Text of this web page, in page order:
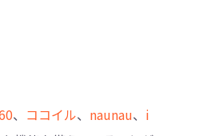
、 ココイル、 naunau、 i